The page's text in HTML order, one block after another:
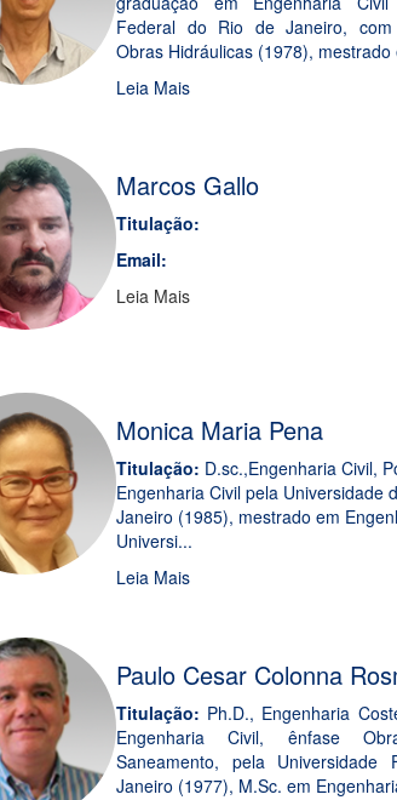
Federal do Rio de Janeiro, com
Obras Hidráulicas (1978),
Leia Mais
Marcos Gallo
Titulação:
Email:
Leia Mais
Monica Maria Pena
Titulação: D.sc.,Engenharia Civil,
Engenharia Civil pela Universidade
Janeiro (1985), mestrado em
Universi...
Leia Mais
Paulo Cesar Colonna
Titulação: Ph.D., Engenharia
Engenharia Civil, ênfase
Saneamento, pela
Janeiro (1977), M.Sc. em